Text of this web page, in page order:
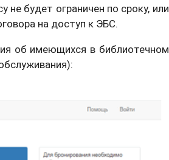
будет ограничен по сроку, или
на доступ к ЭБС.
об имеющихся в библиотечном